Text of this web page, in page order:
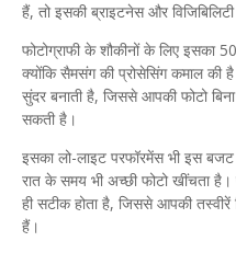
हैं, तो इसकी ब्राइटनेस और
​फोटोग्राफी के शौकीनों के लिए इसका
क्योंकि सैमसंग की प्रोसेसिंग कमाल की
सुंदर बनाती है, जिससे आपकी फोटो
सकती है।
​इसका लो-लाइट परफॉरमेंस भी इस
रात के समय भी अच्छी फोटो खींचता
ही सटीक होता है, जिससे आपकी
हैं।